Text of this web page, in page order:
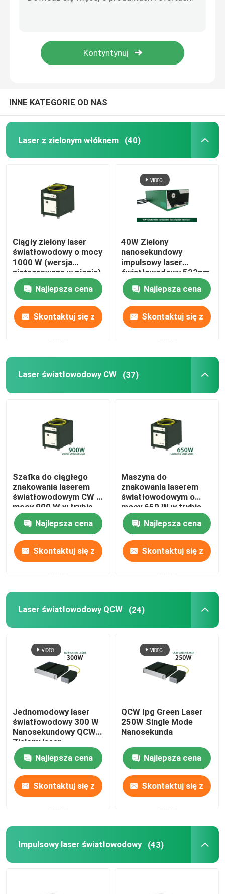
Laser światłowodowy QCW
Laser światłowodowy MOPA
Ultraprędkości lasera włóknistego
Laserowe urządzenie do usuwania przeszkód
Zielona drukarka 3D
Ręczna spawarka laserowa
Maszyna tnąca laserem
INNE KATEGORIE OD NAS
Laser z zielonym włóknem (40)
Ciągły zielony laser
światłowodowy o mocy
1000 W (wersja
zintegrowana w pionie)
Najlepsza cena
Skontaktuj się z
40W Zielony
nanosekundowy
impulsowy laser
światłowodowy 532nm
w trybie pojedynczym
Najlepsza cena
Skontaktuj się z
Laser światłowodowy CW (37)
Szafka do ciągłego
znakowania laserem
światłowodowym CW o
mocy 900 W w trybie
pojedynczym
Najlepsza cena
Skontaktuj się z
Maszyna do
znakowania laserem
światłowodowym o
mocy 650 W w trybie
ciągłym
Najlepsza cena
Skontaktuj się z
Laser światłowodowy QCW (24)
Jednomodowy laser
światłowodowy 300 W
Nanosekundowy QCW
Zielony laser
światłowodowy
Najlepsza cena
Skontaktuj się z
QCW Ipg Green Laser
250W Single Mode
Nanosekunda
Najlepsza cena
Skontaktuj się z
Impulsowy laser światłowodowy (43)